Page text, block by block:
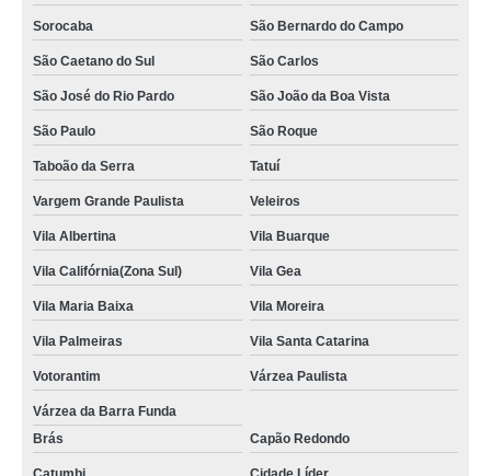
Sorocaba São Bernardo do Campo
São Caetano do Sul São Carlos
São José do Rio Pardo São João da Boa Vista
São Paulo São Roque
Taboão da Serra Tatuí
Vargem Grande Paulista Veleiros
Vila Albertina Vila Buarque
Vila Califórnia(Zona Sul) Vila Gea
Vila Maria Baixa Vila Moreira
Vila Palmeiras Vila Santa Catarina
Votorantim Várzea Paulista
Várzea da Barra Funda
Brás
Capão Redondo